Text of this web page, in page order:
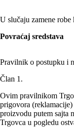
U slučaju zamene
Povraćaj sredstava
Pravilnik o postupku i
Član 1.
Ovim pravilnikom
prigovora (reklamacije)
proizvodu putem sajta
Trgovca u pogledu